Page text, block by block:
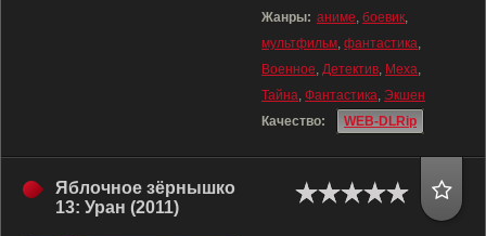
Жанры: аниме, боевик,
мультфильм, фантастика,
Военное, Детектив, Меха,
Тайна, Фантастика, Экшен
Качество:
WEB-DLRip
Яблочное зёрнышко
13: Уран (2011)